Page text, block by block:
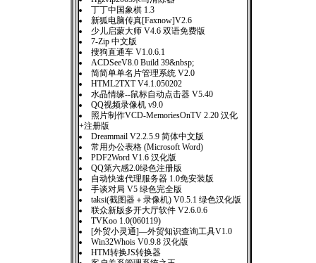
丁丁中国象棋 1.3
新狐电脑传真[Faxnow]V2.6
少儿启蒙大师 V4.6 双语免费版
7-Zip 中文版
搜狗直通车 V1.0.6.1
ACDSeeV8.0 Build 39&nbsp;
简简单单名片管理系统 V2.0
HTML2TXT V4.1.050202
水晶情缘--鼠标自动点击器 V5.40
QQ视频录像机 v9.0
照片制作VCD-MemoriesOnTV 2.20 汉化
+注册版
Dreammail V2.2.5.9 简体中文版
常用办公表格 (Microsoft Word)
PDF2Word V1.6 汉化版
QQ第六感2.0绿色注册版
自动快速代理服务器 1.0免安装版
手谈对局 V5 绿色完全版
taksi(截图器＋录像机) V0.5.1 绿色汉化版
联众新版多开大厅软件 V2.6.0.6
TVKoo 1.0(060119)
[外贸小灵通]—外贸知识查询工具V1.0
Win32Whois V0.9.8 汉化版
HTM转换JS转换器